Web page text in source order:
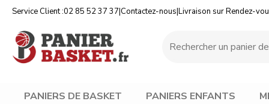
Service Client :02 85 52 37 37|Contactez-nous|Livraison sur Rendez-
PANIERS DE BASKET PANIERS ENFANTS